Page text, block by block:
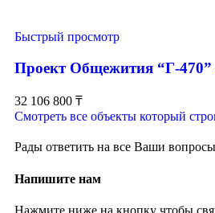
Быстрый просмотр
Проект Общежития “Г-470”
32 106 800 ₸
Смотреть все объекты который
Рады ответить на все Ваши
Напишите нам
Нажмите ниже на кнопку чтобы